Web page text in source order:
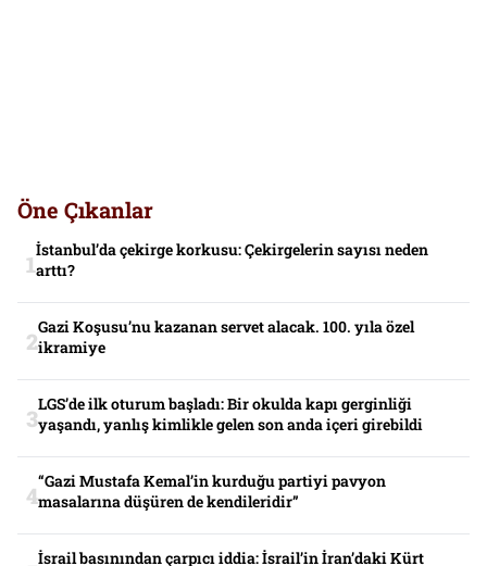
Öne Çıkanlar
İstanbul’da çekirge korkusu: Çekirgelerin sayısı neden
arttı?
Gazi Koşusu’nu kazanan servet alacak. 100. yıla özel
ikramiye
LGS’de ilk oturum başladı: Bir okulda kapı gerginliği
yaşandı, yanlış kimlikle gelen son anda içeri girebildi
“Gazi Mustafa Kemal’in kurduğu partiyi pavyon
masalarına düşüren de kendileridir”
İsrail basınından çarpıcı iddia: İsrail’in İran’daki Kürt